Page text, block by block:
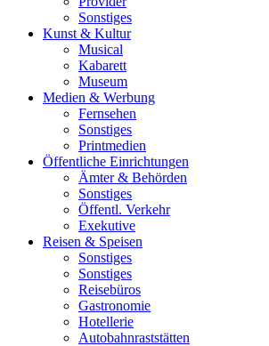
Sonstiges
Kunst & Kultur
Musical
Kabarett
Museum
Medien & Werbung
Fernsehen
Sonstiges
Printmedien
Öffentliche Einrichtungen
Ämter & Behörden
Sonstiges
Öffentl. Verkehr
Exekutive
Reisen & Speisen
Sonstiges
Sonstiges
Reisebüros
Gastronomie
Hotellerie
Autobahnraststätten